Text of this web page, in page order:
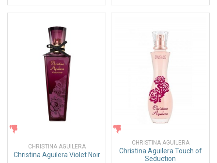
CHRISTINA AGUILERA
Christina Aguilera Violet Noir
CHRISTINA AGUILERA
Christina Aguilera Touch of
Seduction